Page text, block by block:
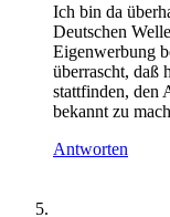
Ich bin da
Deutschen
Eigenwerbung
überrascht, daß
stattfinden, den
bekannt zu
Antworten